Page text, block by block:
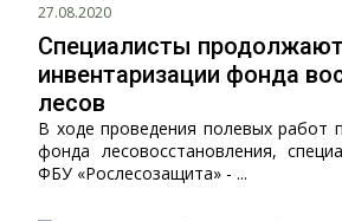
27.08.2020
Специалисты
инвентаризации фонда
лесов
В ходе проведения полевых работ
фонда лесовосстановления,
ФБУ «Рослесозащита» - ...